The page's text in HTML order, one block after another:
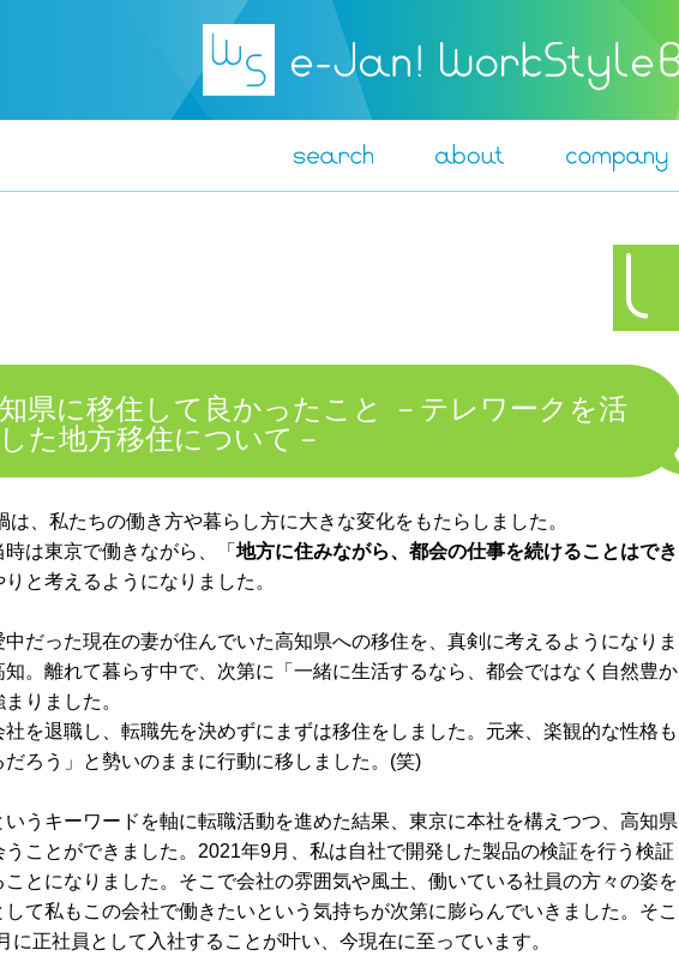
県に移住して良かったこと －テレワークを活
た地方移住について－
、私たちの働き方や暮らし方に大きな変化をもたらしました。
は東京で働きながら、「 地方に住みながら、都会の仕事を続けることはでき
と考えるようになりました。
だった現在の妻が住んでいた高知県への移住を、真剣に考えるようになりま
知。離れて暮らす中で、次第に「一緒に生活するなら、都会ではなく自然豊か
りました。
を退職し、転職先を決めずにまずは移住をしました。元来、楽観的な性格も
ろう」と勢いのままに行動に移しました。(笑)
うキーワードを軸に転職活動を進めた結果、東京に本社を構えつつ、高知県
ことができました。2021年9月、私は自社で開発した製品の検証を行う検証
とになりました。そこで会社の雰囲気や風土、働いている社員の方々の姿を
て私もこの会社で働きたいという気持ちが次第に膨らんでいきました。そこ
に正社員として入社することが叶い、今現在に至っています。